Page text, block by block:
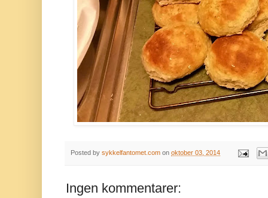
Posted by sykkelfantomet.com on oktober 03, 2014
Ingen kommentarer: